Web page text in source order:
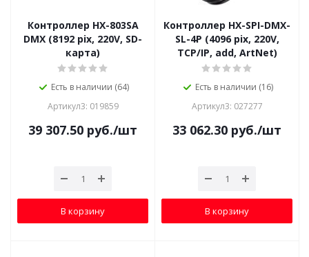
Контроллер HX-803SA
DMX (8192 pix, 220V, SD-
карта)
Есть в наличии (64)
Артикул3: 019859
39 307.50 руб./шт
В корзину
Контроллер HX-SPI-DMX-
SL-4P (4096 pix, 220V,
TCP/IP, add, ArtNet)
Есть в наличии (16)
Артикул3: 027277
33 062.30 руб./шт
В корзину